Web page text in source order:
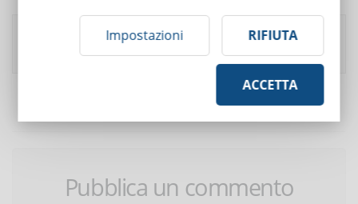
antonella.citterio@comune.milano.it
- likes:0
07/11/2018
(08:01:09)
Pubblica un commento
Impostazioni RIFIUTA
ACCETTA